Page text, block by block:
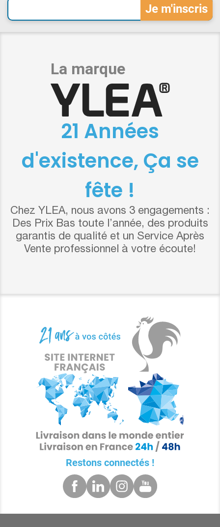
21 Années
d'existence, Ça se
fête !
Chez YLEA, nous avons 3 engagements :
Des Prix Bas toute l’année, des produits
garantis de qualité et un Service Après
Vente professionnel à votre écoute!
Restons connectés !